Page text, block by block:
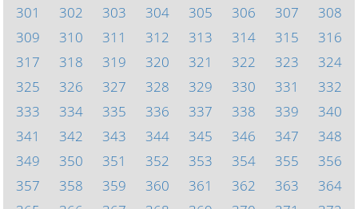
301
302 303 304 305 306 307
308
309
310 311 312 313 314 315
316
317
318 319 320 321 322 323
324
325
326 327 328 329 330 331
332
333
334 335 336 337 338 339
340
341
342 343 344 345 346 347
348
349
350 351 352 353 354 355
356
357
358 359 360 361 362 363
364